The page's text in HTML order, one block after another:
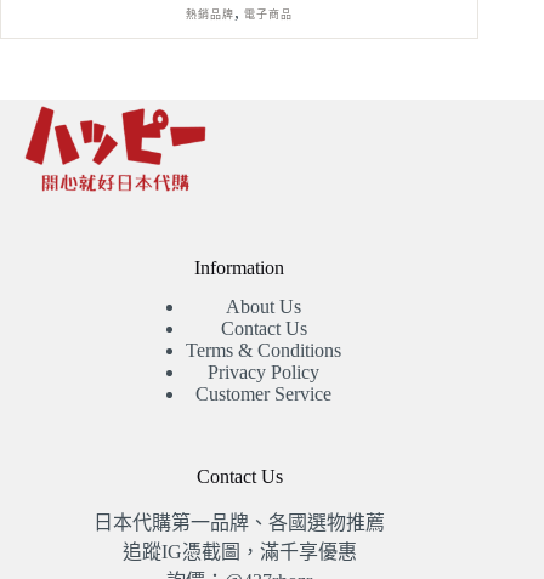
熱銷品牌 ,電子商品
Information
About Us
Contact Us
Terms & Conditions
Privacy Policy
Customer Service
Contact Us
日本代購第一品牌、各國選物推薦
追蹤IG憑截圖，滿千享優惠